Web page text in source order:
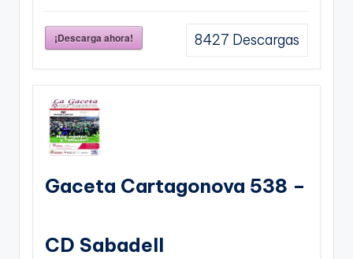
¡Descarga ahora! 8427 Descargas
Gaceta Cartagonova 538 –
CD Sabadell